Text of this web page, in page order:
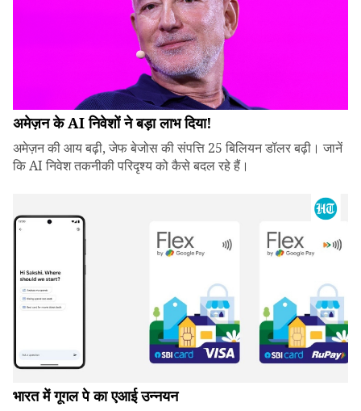
अमेज़न के AI निवेशों ने बड़ा लाभ दिया!
अमेज़न की आय बढ़ी, जेफ बेजोस की संपत्ति 25 बिलियन डॉलर बढ़ी। जानें
कि AI निवेश तकनीकी परिदृश्य को कैसे बदल रहे हैं।
भारत में गूगल पे का एआई उन्नयन